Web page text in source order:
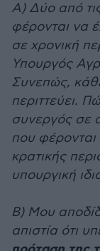
Α) Δύο από
φέρονται να
σε χρονική
Υπουργός
Συνεπώς,
περιττεύει.
συνεργός σε
που φέρονται
κρατικής
υπουργική
Β) Μου
απιστία ότι